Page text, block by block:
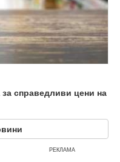
справедливи цени на
РЕКЛАМА